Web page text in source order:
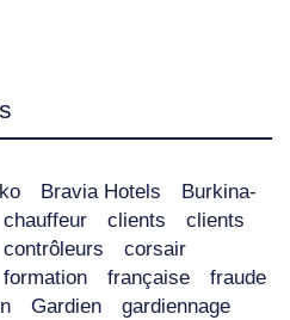
Bravia Hotels
Burkina-
chauffeur clients
clients
contrôleurs
corsair
formation française
fraude
Gardien
gardiennage